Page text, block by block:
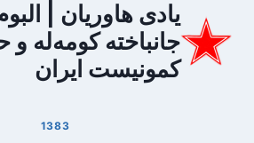
محتوا
یادی هاوریان |
جانباخته کومه‌له
کمونیست ایران
1383